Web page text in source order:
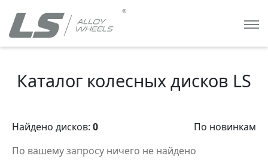
Каталог колесных дисков LS
Найдено дисков: 0
По новинкам
По вашему запросу ничего не найдено